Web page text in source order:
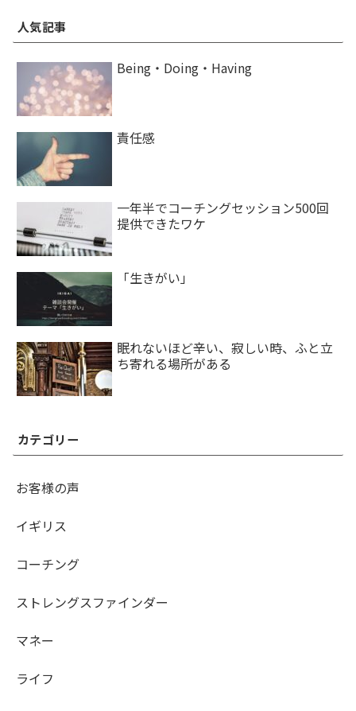
人気記事
Being・Doing・Having
責任感
一年半でコーチングセッション500回
提供できたワケ
「生きがい」
眠れないほど辛い、寂しい時、ふと立
ち寄れる場所がある
カテゴリー
お客様の声
イギリス
コーチング
ストレングスファインダー
マネー
ライフ